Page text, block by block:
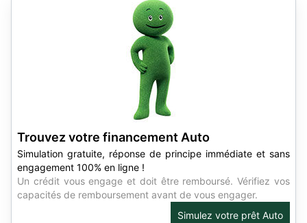
Trouvez votre financement Auto
Simulation gratuite, réponse de principe immédiate et sans
engagement 100% en ligne !
Un crédit vous engage et doit être remboursé. Vérifiez vos
capacités de remboursement avant de vous engager.
Simulez votre prêt Auto